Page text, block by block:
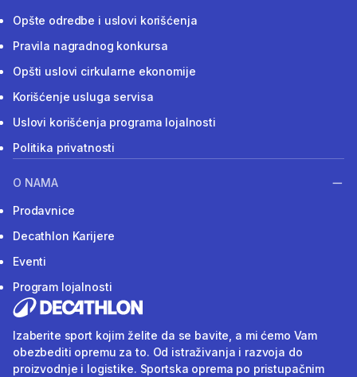
Opšte odredbe i uslovi korišćenja
Pravila nagradnog konkursa
Opšti uslovi cirkularne ekonomije
Korišćenje usluga servisa
Uslovi korišćenja programa lojalnosti
Politika privatnosti
O NAMA
Prodavnice
Decathlon Karijere
Eventi
Program lojalnosti
Izaberite sport kojim želite da se bavite, a mi ćemo Vam
obezbediti opremu za to. Od istraživanja i razvoja do
proizvodnje i logistike. Sportska oprema po pristupačnim